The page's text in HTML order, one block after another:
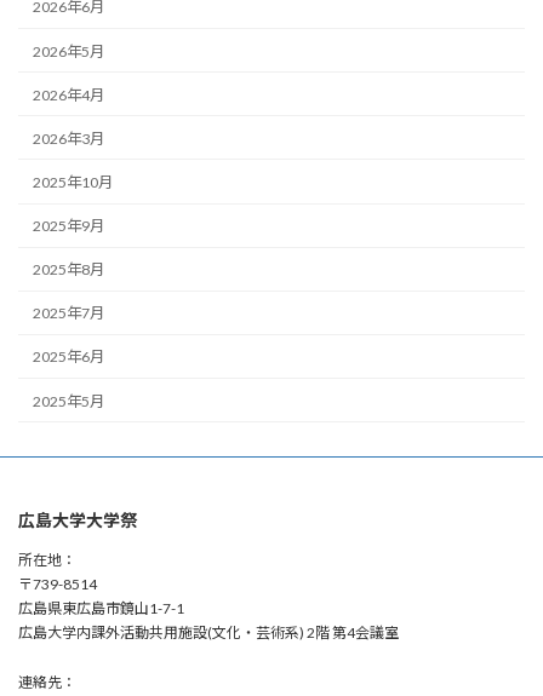
2026年6月
2026年5月
2026年4月
2026年3月
2025年10月
2025年9月
2025年8月
2025年7月
2025年6月
2025年5月
広島大学大学祭
所在地：
〒739-8514
広島県東広島市鏡山1-7-1
広島大学内課外活動共用施設(文化・芸術系) 2階 第4会議室
連絡先：